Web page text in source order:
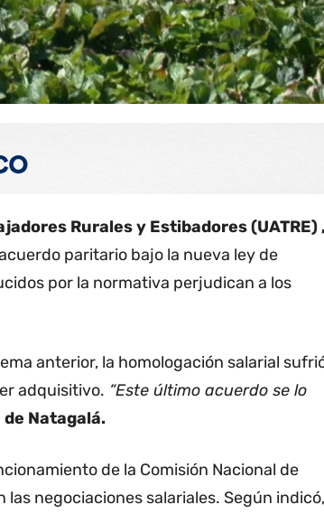
Rurales y Estibadores (UATRE)
paritario bajo la nueva ley de
por la normativa perjudican a los
anterior, la homologación salarial
adquisitivo. “Este último acuerdo se lo
de Natagalá.
de la Comisión Nacional de
negociaciones salariales. Según indicó,